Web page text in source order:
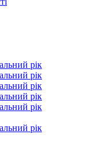
рік
рік
рік
рік
рік
рік